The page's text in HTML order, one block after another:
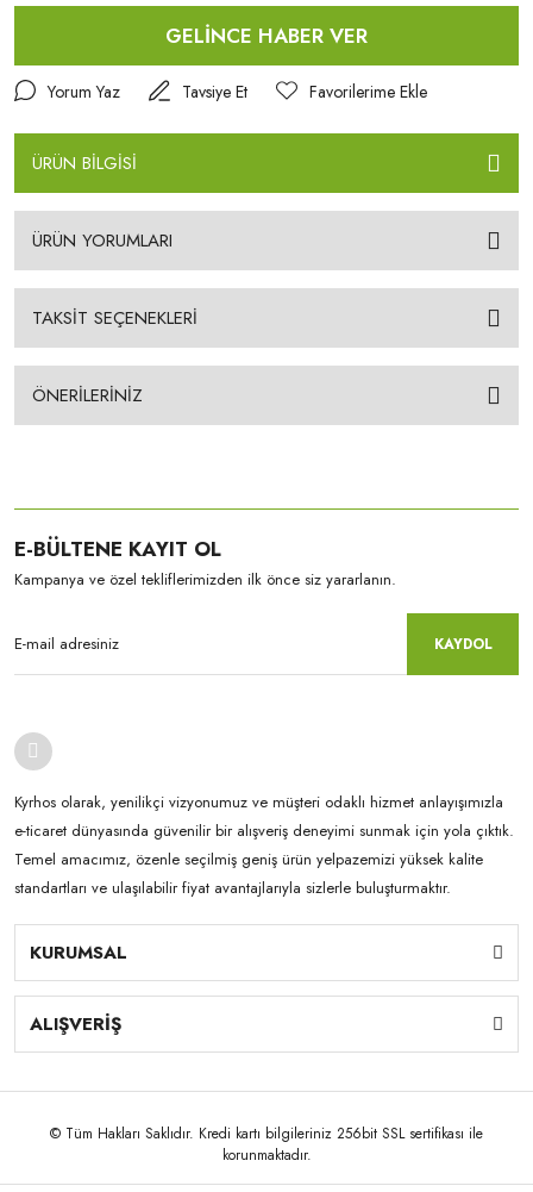
GELİNCE HABER VER
Yorum Yaz Tavsiye Et
ÜRÜN BİLGİSİ
ÜRÜN YORUMLARI
TAKSİT SEÇENEKLERİ
ÖNERİLERİNİZ
E-BÜLTENE KAYIT OL
Kampanya ve özel tekliflerimizden ilk önce siz yararlanın.
KAYDOL
Kyrhos olarak, yenilikçi vizyonumuz ve müşteri odaklı hizmet anlayışımızla
e-ticaret dünyasında güvenilir bir alışveriş deneyimi sunmak için yola çıktık.
Temel amacımız, özenle seçilmiş geniş ürün yelpazemizi yüksek kalite
standartları ve ulaşılabilir fiyat avantajlarıyla sizlerle buluşturmaktır.
KURUMSAL
ALIŞVERİŞ
© Tüm Hakları Saklıdır. Kredi kartı bilgileriniz 256bit SSL sertifikası ile
korunmaktadır.